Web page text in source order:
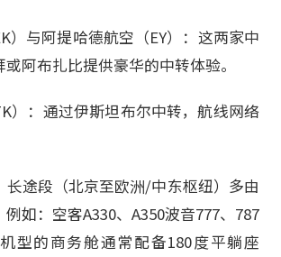
）与阿提哈德航空（EY）：这两家中
阿布扎比提供豪华的中转体验。
）：通过伊斯坦布尔中转，航线网络
长途段（北京至欧洲/中东枢纽）多由
如：空客A330、A350波音777、787
型的商务舱通常配备180度平躺座